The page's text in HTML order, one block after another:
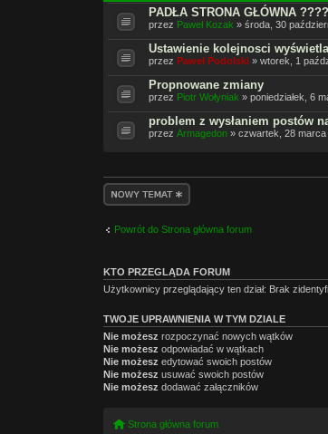
PADŁA STRONA GŁÓWNA
przez Paweł Kozak » środa, 30
Ustawienie kolejnosci
przezPaweł Podolski » wtorek, 1
Propnowane zmiany
przez Piotr Wołyniak » poniedziałek, 6
problem z wysłaniem postów
przezArmagedon » czwartek, 28 marca
Napisz wątek
Powrót do Strona główna forum
KTO PRZEGLĄDA FORUM
Użytkownicy przeglądający ten dział: Brak
TWOJE UPRAWNIENIA W TYM DZIALE
Nie możesz rozpoczynać nowych wątków
Nie możesz odpowiadać w wątkach
Nie możesz edytować swoich postów
Nie możesz usuwać swoich postów
Nie możesz dodawać załączników
Strona główna forum